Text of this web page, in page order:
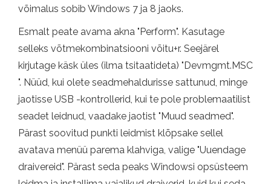
võimalus sobib Windows 7 ja 8 jaoks.
Esmalt peate avama akna "Perform". Kasutage
selleks võtmekombinatsiooni võitu+r. Seejärel
kirjutage käsk üles (ilma tsitaatideta) "Devmgmt.MSC
". Nüüd, kui olete seadmehaldurisse sattunud, minge
jaotisse USB -kontrollerid, kui te pole problemaatilist
seadet leidnud, vaadake jaotist "Muud seadmed".
Pärast soovitud punkti leidmist klõpsake sellel
avatava menüü parema klahviga, valige "Uuendage
draivereid". Pärast seda peaks Windowsi opsüsteem